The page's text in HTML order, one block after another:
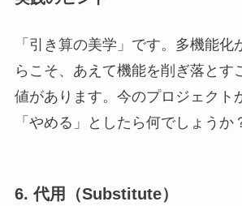
「引き算の美学」です。多機能化
らこそ、あえて機能を削ぎ落とす
値があります。今のプロジェクト
「やめる」としたら何でしょうか
6. 代用（Substitute）